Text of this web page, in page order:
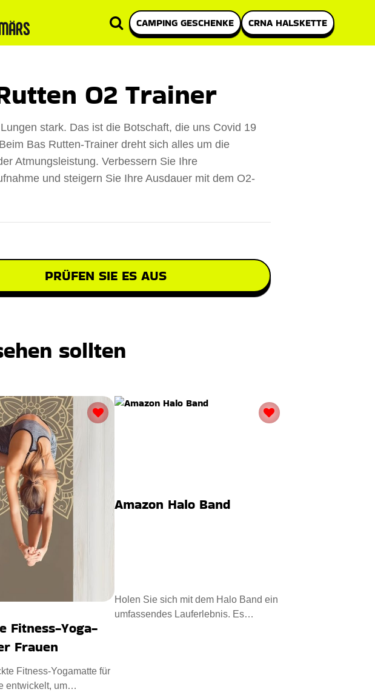
CAMPING GESCHENKE CRNA HALSKETTE
O2 Trainer
stark. Das ist die Botschaft, die uns Covid 19
Bas Rutten-Trainer dreht sich alles um die
Atmungsleistung. Verbessern Sie Ihre
und steigern Sie Ihre Ausdauer mit dem O2-
PRÜFEN SIE ES AUS
sollten
Fitness-Yoga-
Frauen
Fitness-Yogamatte für
entwickelt, um
Amazon Halo Band
Holen Sie sich mit dem Halo Band ein
umfassendes Lauferlebnis. Es